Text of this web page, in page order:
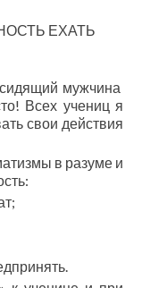
ЕХАТЬ
мужчина
Всех учениц я
свои действия
в разуме и